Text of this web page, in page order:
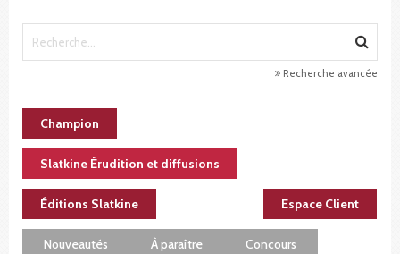
Recherche avancée
Champion
Slatkine Érudition et diffusions
Éditions Slatkine Espace Client
Nouveautés À paraître Concours